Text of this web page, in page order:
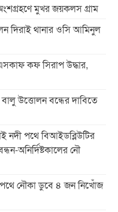
মুখর জয়কলস গ্রাম
দিরাই থানার ওসি আমিনুল
কফ সিরাপ উদ্ধার,
উত্তোলন বন্ধের দাবিতে
নদী পথে বিআইডব্লিউটির
অনির্দিষ্টকালের নৌ
পথে নৌকা ডুবে ৪ জন নিখোঁজ